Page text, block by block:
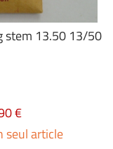
stem 13.50 13/50
€
seul article